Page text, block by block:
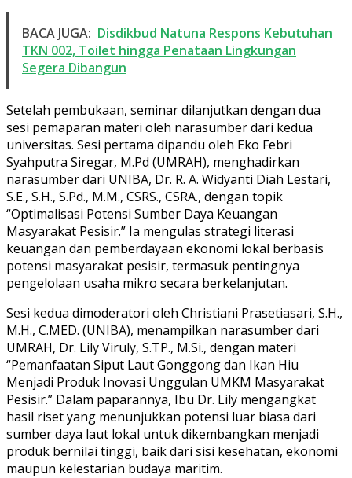
BACA JUGA: Disdikbud Natuna Respons Kebutuhan
TKN 002, Toilet hingga Penataan Lingkungan
Segera Dibangun
Setelah pembukaan, seminar dilanjutkan dengan dua
sesi pemaparan materi oleh narasumber dari kedua
universitas. Sesi pertama dipandu oleh Eko Febri
Syahputra Siregar, M.Pd (UMRAH), menghadirkan
narasumber dari UNIBA, Dr. R. A. Widyanti Diah Lestari,
S.E., S.H., S.Pd., M.M., CSRS., CSRA., dengan topik
“Optimalisasi Potensi Sumber Daya Keuangan
Masyarakat Pesisir.” Ia mengulas strategi literasi
keuangan dan pemberdayaan ekonomi lokal berbasis
potensi masyarakat pesisir, termasuk pentingnya
pengelolaan usaha mikro secara berkelanjutan.
Sesi kedua dimoderatori oleh Christiani Prasetiasari, S.H.,
M.H., C.MED. (UNIBA), menampilkan narasumber dari
UMRAH, Dr. Lily Viruly, S.TP., M.Si., dengan materi
“Pemanfaatan Siput Laut Gonggong dan Ikan Hiu
Menjadi Produk Inovasi Unggulan UMKM Masyarakat
Pesisir.” Dalam paparannya, Ibu Dr. Lily mengangkat
hasil riset yang menunjukkan potensi luar biasa dari
sumber daya laut lokal untuk dikembangkan menjadi
produk bernilai tinggi, baik dari sisi kesehatan, ekonomi
maupun kelestarian budaya maritim.